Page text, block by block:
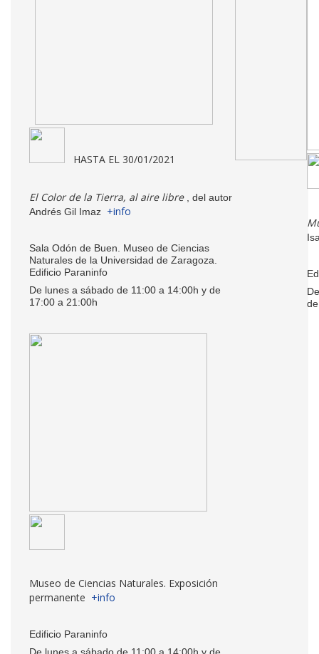
HASTA EL 30/01/2021
El Color de la Tierra, al aire libre
, del autor
Andrés Gil Imaz +info
Sala Odón de Buen. Museo de Ciencias
Naturales de la Universidad de Zaragoza.
Edificio Paraninfo
De lunes a sábado de 11:00 a 14:00h y de
17:00 a 21:00h
Museo de Ciencias Naturales. Exposición
permanente +info
Edificio Paraninfo